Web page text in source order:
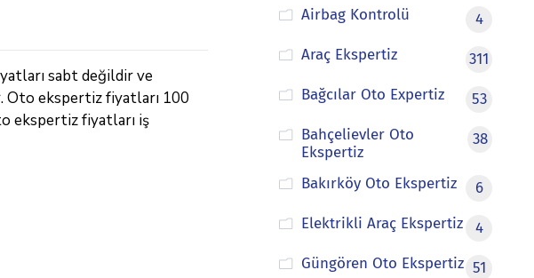
sabt değildir ve
Oto ekspertiz fiyatları 100
ekspertiz fiyatları iş
Airbag Kontrolü
4
Araç Ekspertiz
311
Bağcılar Oto Expertiz
53
Bahçelievler Oto
Ekspertiz
38
Bakırköy Oto Ekspertiz
6
Elektrikli Araç Ekspertiz
4
Güngören Oto Ekspertiz 51